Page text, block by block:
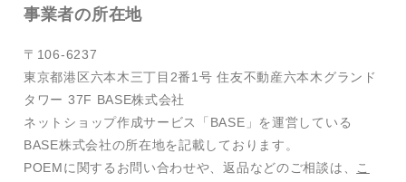
事業者の所在地
〒106-6237
東京都港区六本木三丁目2番1号 住友不動産六本木グランド
タワー 37F BASE株式会社
ネットショップ作成サービス「BASE」を運営している
BASE株式会社の所在地を記載しております。
POEMに関するお問い合わせや、返品などのご相談は、
こ